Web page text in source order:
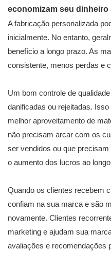
economizam seu
A fabricação personalizada
inicialmente. No entanto,
benefício a longo prazo. As
consistente, menos perdas e
Um bom controle de
danificadas ou rejeitadas.
melhor aproveitamento de
não precisam arcar com os
ser vendidos ou que
o aumento dos lucros ao
Quando os clientes recebem
confiam na sua marca e são
novamente. Clientes
marketing e ajudam sua
avaliações e recomendações